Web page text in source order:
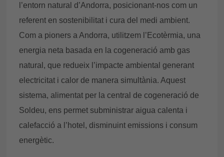
l’entorn natural d’Andorra, posicionant-nos com un
referent en sostenibilitat i cura del medi ambient.
Com a pioners a Andorra, utilitzem l’Ecotèrmia, una
energia neta basada en la cogeneració amb gas
natural, que redueix l’impacte ambiental generant
electricitat i calor de manera simultània. Aquest
sistema, alimentat per la central de cogeneració de
Soldeu, ens permet subministrar aigua calenta i
calefacció a l’hotel, disminuint emissions i consum
energètic.